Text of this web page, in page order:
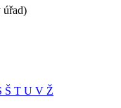
úřad)
Š T U V Ž